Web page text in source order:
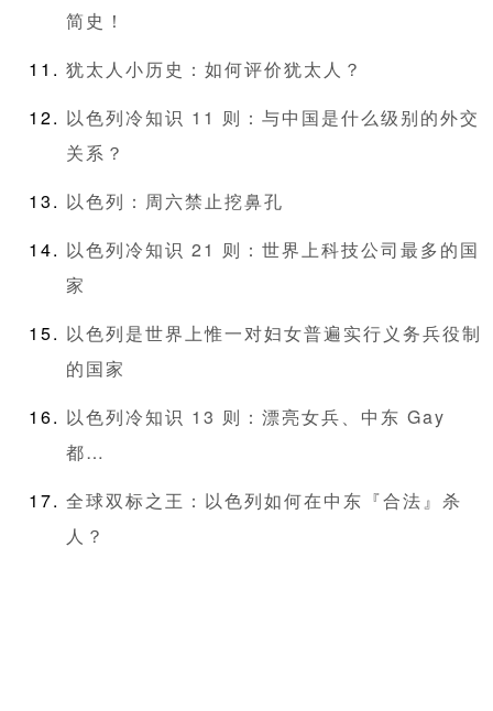
简史！
犹太人小历史：如何评价犹太人？
以色列冷知识 11 则：与中国是什么级别的外交
关系？
以色列：周六禁止挖鼻孔
以色列冷知识 21 则：世界上科技公司最多的国
家
以色列是世界上惟一对妇女普遍实行义务兵役制
的国家
以色列冷知识 13 则：漂亮女兵、中东 Gay
都…
全球双标之王：以色列如何在中东『合法』杀
人？